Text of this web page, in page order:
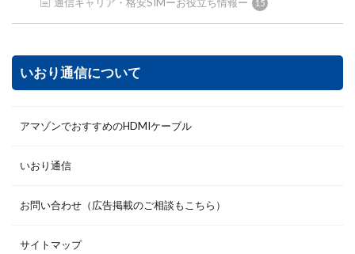
15
いおり通信について
アマゾンでおすすめのHDMIケーブル
いおり通信
お問い合わせ（広告掲載のご相談もこちら）
サイトマップ